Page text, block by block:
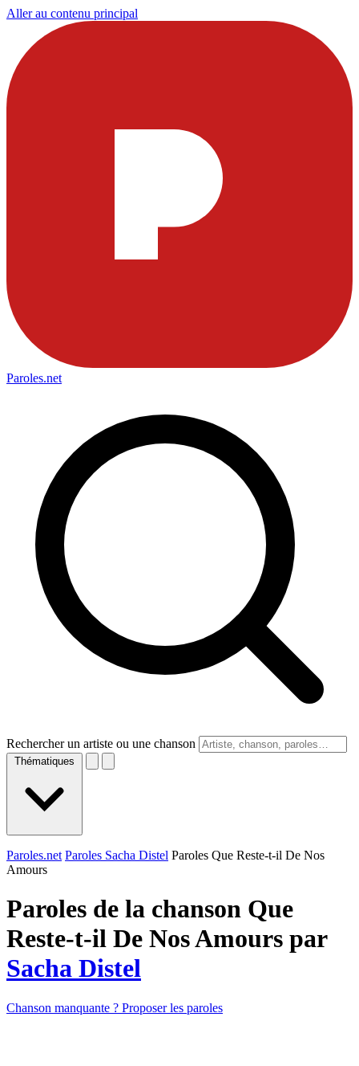
Aller au contenu principal
Paroles.net
Rechercher un artiste ou une chanson
Thématiques
Paroles.net Paroles Sacha Distel Paroles Que Reste-t-il De Nos
Amours
Paroles de la chanson Que
Reste-t-il De Nos Amours par
Sacha Distel
Chanson manquante ? Proposer les paroles